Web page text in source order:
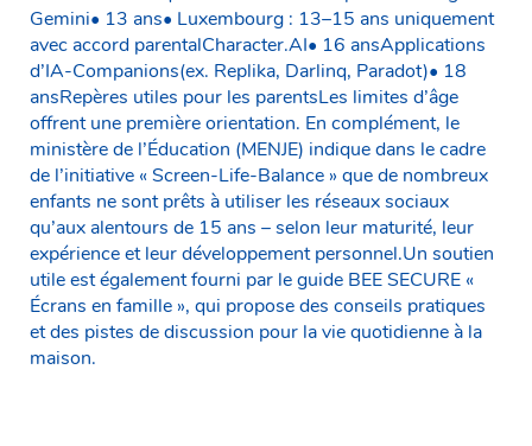
Gemini• 13 ans• Luxembourg : 13–15 ans uniquement
avec accord parentalCharacter.AI• 16 ansApplications
d’IA-Companions(ex. Replika, Darlinq, Paradot)• 18
ansRepères utiles pour les parentsLes limites d’âge
offrent une première orientation. En complément, le
ministère de l’Éducation (MENJE) indique dans le cadre
de l’initiative « Screen-Life-Balance » que de nombreux
enfants ne sont prêts à utiliser les réseaux sociaux
qu’aux alentours de 15 ans – selon leur maturité, leur
expérience et leur développement personnel.Un soutien
utile est également fourni par le guide BEE SECURE «
Écrans en famille », qui propose des conseils pratiques
et des pistes de discussion pour la vie quotidienne à la
maison.